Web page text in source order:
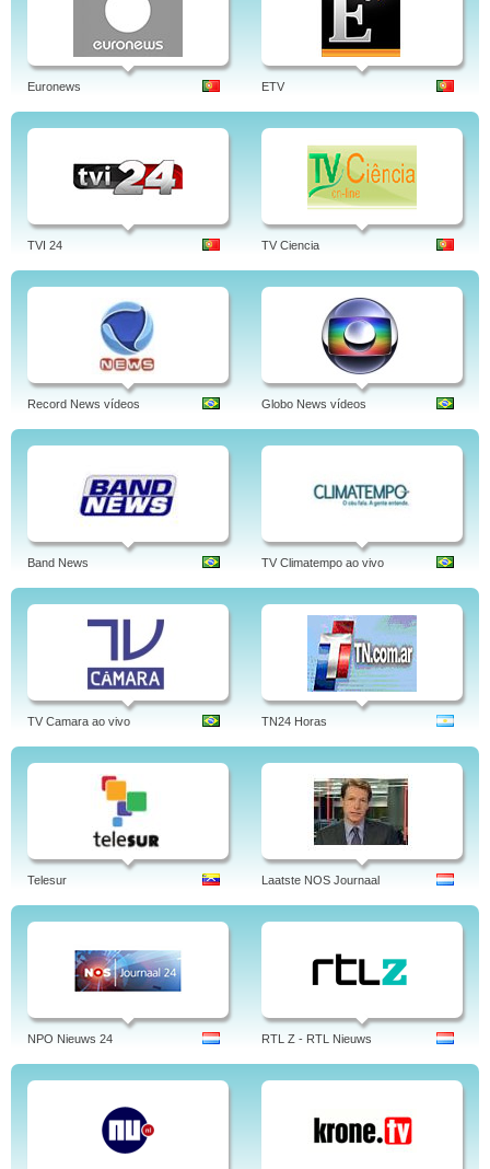
Euronews ETV
TVI 24 TV Ciencia
Record News vídeos Globo News vídeos
Band News TV Climatempo ao vivo
TV Camara ao vivo TN24 Horas
Telesur Laatste NOS Journaal
NPO Nieuws 24 RTL Z - RTL Nieuws